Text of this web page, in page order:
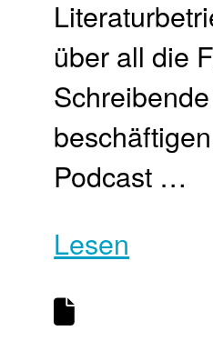
über all die
Podcast …
Lesen